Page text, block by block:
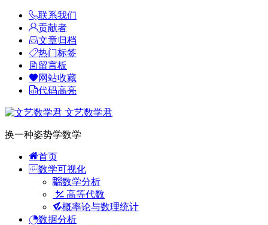
联系我们
贡献者
文章归档
热门标签
留言板
网站收藏
代码高亮
文艺数学君
换一种姿势学数学
首页
数学可视化
数学分析
高等代数
概率论与数理统计
数据分析